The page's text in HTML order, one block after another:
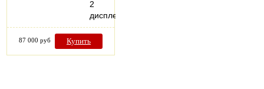
2
дисплея…
87 000 руб Купить